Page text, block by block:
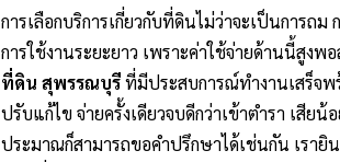
การเลือกบริการเกี่ยวกับที่ดินไม่ว่าจะเป็นการถ
การใช้งานระยะยาว เพราะค่าใช้จ่ายด้านนี้สูง
ที่ดิน สุพรรณบุรีที่มีประสบการณ์ทำงานเสร็จ
ปรับแก้ไข จ่ายครั้งเดียวจบดีกว่าเข้าตำรา เสียน้
ประมาณก็สามารถขอคำปรึกษาได้เช่นกัน เรายิ